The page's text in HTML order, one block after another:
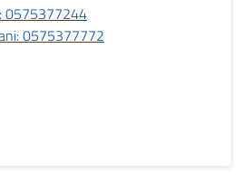
0575377244
0575377772